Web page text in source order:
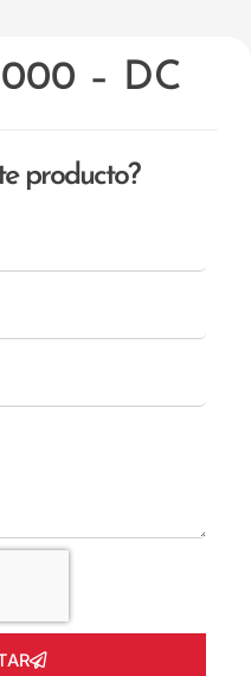
– DC
producto?